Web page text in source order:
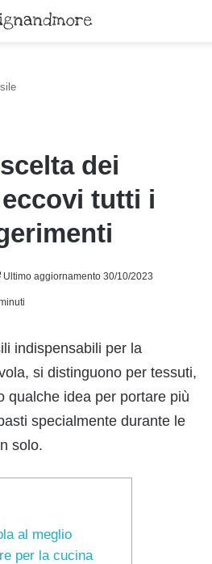
dei
tutti i
Ultimo aggiornamento 30/10/2023
indispensabili per la
si distinguono per tessuti,
qualche idea per portare più
specialmente durante le
solo.
al meglio
per la cucina